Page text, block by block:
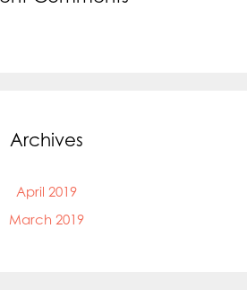
Archives
April 2019
March 2019